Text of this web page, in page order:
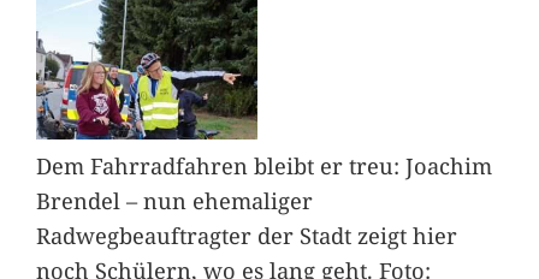
Dem Fahrradfahren bleibt er treu: Joachim
Brendel – nun ehemaliger
Radwegbeauftragter der Stadt zeigt hier
noch Schülern, wo es lang geht. Foto: